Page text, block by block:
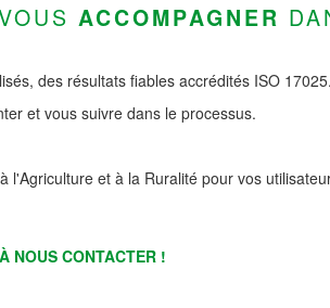
ACCOMPAGNER
des résultats fiables accrédités ISO 17025.
et vous suivre dans le processus.
et à la Ruralité pour vos
NOUS CONTACTER !